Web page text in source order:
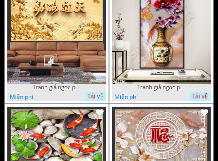
Tranh giả ngọc phù điêu ấn tượng
Miễn phí
TẢI VỀ
Tranh giả ngọc phù điêu rồng đẹp
Miễn phí
TẢI VỀ